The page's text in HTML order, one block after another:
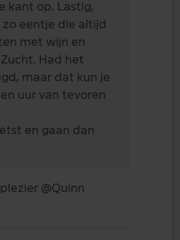
kant op. Lastig,
eentje die altijd
met wijn en
Had het
maar dat kun je
uur van tevoren
en gaan dan
@Quinn